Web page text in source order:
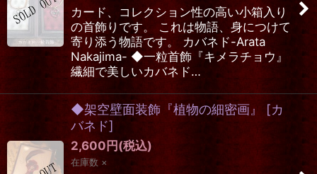
カード、コレクション性の高い小箱入り
の首飾りです。 これは物語、身につけて
寄り添う物語です。 カバネド-Arata
Nakajima- ◆一粒首飾『キメラチョウ』
繊細で美しいカバネド…
◆架空壁面装飾『植物の細密画』 [カ
バネド]
2,600 円 (税込)
在庫数 ×